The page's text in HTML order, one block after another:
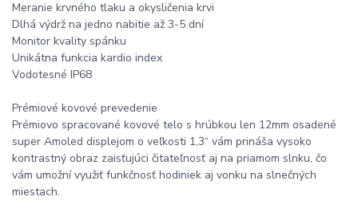
Meranie krvného tlaku a okysličenia krvi
Dlhá výdrž na jedno nabitie až 3-5 dní
Monitor kvality spánku
Unikátna funkcia kardio index
Vodotesné IP68
Prémiové kovové prevedenie
Prémiovo spracované kovové telo s hrúbkou len 12mm osadené
super Amoled displejom o veľkosti 1,3“ vám prináša vysoko
kontrastný obraz zaisťujúci čitateľnosť aj na priamom slnku, čo
vám umožní využiť funkčnosť hodiniek aj vonku na slnečných
miestach.